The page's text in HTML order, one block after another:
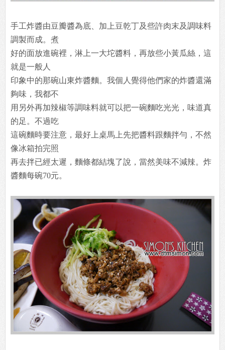
手工炸醬由豆瓣醬為底、加上豆乾丁及些許肉末及調味料
調製而成。煮
好的面放進碗裡，淋上一大坨醬料，再放些小黃瓜絲，這
就是一般人
印象中的那碗山東炸醬麵。我個人覺得他們家的炸醬還滿
夠味，我都不
用另外再加辣椒等調味料就可以把一碗麵吃光光，味道真
的足。不過吃
這碗麵時要注意，最好上桌馬上先把醬料跟麵拌勻，不然
像冰箱拍完照
再去拌已經太遲，麵條都結塊了說，當然美味不減辣。炸
醬麵每碗70元。